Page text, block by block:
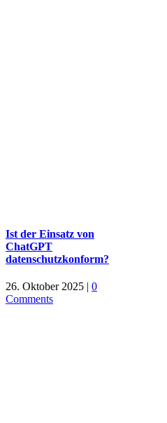
Ist der Einsatz von
ChatGPT
datenschutzkonform?
26. Oktober 2025 | 0
Comments